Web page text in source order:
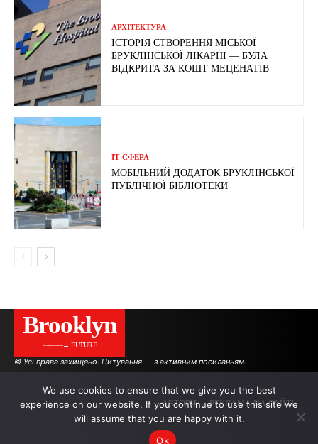
АРХІТЕКТУРА
ІСТОРІЯ СТВОРЕННЯ МІСЬКОЇ
БРУКЛІНСЬКОЇ ЛІКАРНІ — БУЛА
ВІДКРИТА ЗА КОШТ МЕЦЕНАТІВ
ІТ-СФЕРА
МОБІЛЬНИЙ ДОДАТОК БРУКЛІНСЬКОЇ
ПУБЛІЧНОЇ БІБЛІОТЕКИ
Brooklyn
———→ FUTURE
© Усі права захищено. Цитування — з активним посиланням.
АВТОРИ РЕКЛАМА НА САЙТІ
We use cookies to ensure that we give you the best
experience on our website. If you continue to use this site we
will assume that you are happy with it.
Ok